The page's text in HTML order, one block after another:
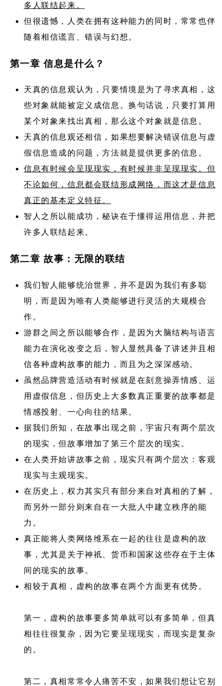
多人联结起来。
但很遗憾，人类在拥有这种能力的同时，常常也伴
随着相信谎言、错误与幻想。
第一章 信息是什么？
天真的信息观认为，只要情境是为了寻求真相，这
些对象就能被定义成信息。换句话说，只要打算用
某个对象来找出真相，那么这个对象就是信息。
天真的信息观还相信，如果想要解决错误信息与虚
假信息造成的问题，方法就是提供更多的信息。
信息有时候会呈现现实，有时候并非呈现现实。但
不论如何，信息都会联结形成网络，而这才是信息
真正的基本定义特征。
智人之所以能成功，秘诀在于懂得运用信息，并把
许多人联结起来。
第二章 故事：无限的联结
我们智人能够统治世界，并不是因为我们有多聪
明，而是因为唯有人类能够进行灵活的大规模合
作。
游群之间之所以能够合作，是因为大脑结构与语言
能力在演化改变之后，智人显然具备了讲述并且相
信各种虚构故事的能力，而且为之深深感动。
虽然品牌营造活动有时候就是在刻意操弄情感、运
用虚假信息，但历史上大多数真正重要的故事都是
情感投射、一心向往的结果。
据我们所知，在故事出现之前，宇宙只有两个层次
的现实，但故事增加了第三个层次的现实。
在人类开始讲故事之前，现实只有两个层次：客观
现实与主观现实。
在历史上，权力其实只有部分来自对真相的了解，
而另外一部分则来自在一大批人中建立秩序的能
力。
真正能将人类网络维系在一起的往往是虚构的故
事，尤其是关于神祇、货币和国家这些存在于主体
间的现实的故事。
相较于真相，虚构的故事在两个方面更有优势。
第一，虚构的故事要多简单就可以有多简单，但真
相往往很复杂，因为它要呈现现实，而现实是复杂
的。
第二，真相常常令人痛苦不安，如果我们想让它别